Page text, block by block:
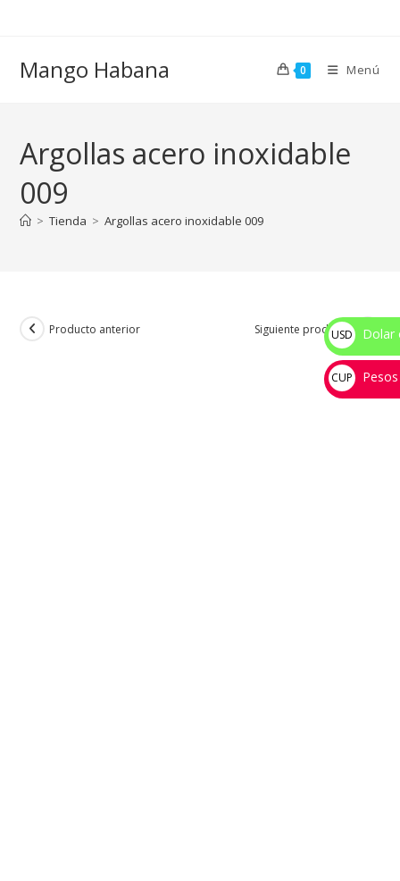
Mango Habana 0 Menú
Argollas acero inoxidable
009
> Tienda > Argollas acero inoxidable 009
Producto anterior Siguiente producto
USD
$
Dolar
CUP
💰
Pesos